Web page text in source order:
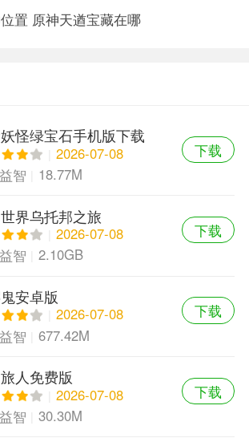
置 原神天遒宝藏在哪
怪绿宝石手机版下载
2026-07-08
智
18.77M
下载
界乌托邦之旅
2026-07-08
智
2.10GB
下载
安卓版
2026-07-08
智
677.42M
下载
人免费版
2026-07-08
智
30.30M
下载